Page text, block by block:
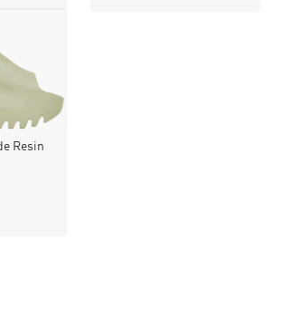
Resin